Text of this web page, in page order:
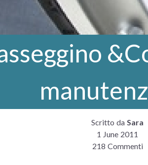
Scritto da Sara
1 June 2011
218 Commenti